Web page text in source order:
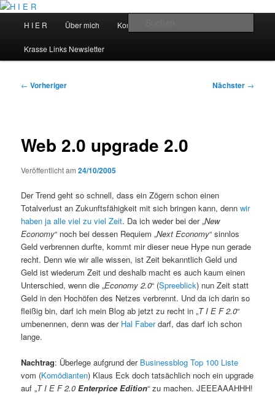
Zum
springenH I E R
H I E R Über mich Kontakt
Krasse Links Newsletter
Beitragsnavigation
← Vorheriger Nächster →
Web 2.0 upgrade 2.0
Veröffentlicht am24/10/2005
Der Trend geht so schnell, dass ein Zögern schon einen
Totalverlust an Zukunftsfähigkeit mit sich bringen kann, dennwir
haben ja alle viel zu viel Zeit. Da ich weder bei der „New
Economy“ noch bei dessen Requiem „Next Economy“ sinnlos
Geld verbrennen durfte, kommt mir dieser neue Hype nun gerade
recht. Denn wie wir alle wissen, ist Zeit bekanntlich Geld und
Geld ist wiederum Zeit und deshalb macht es auch kaum einen
Unterschied, wenn die „Economy 2.0“ (Spreeblick) nun Zeit statt
Geld in den Hochöfen des Netzes verbrennt. Und da ich darin so
fleißig bin, darf ich mein Blog ab jetzt zu recht in „T I E F2.0“
umbenennen, denn was der Hal Faberdarf, das darf ich schon
lange.
Nachtrag: Überlege aufgrund der Businessblog Top 100 Liste
vom (Komödianten) Klaus Eck doch tatsächlich noch ein upgrade
auf „T I E F 2.0Enterprice Edition“ zu machen. JEEEAAAHHH!